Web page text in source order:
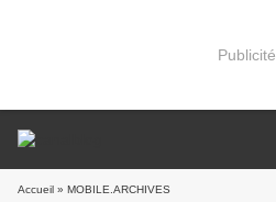
Publicité
Accueil » MOBILE.ARCHIVES